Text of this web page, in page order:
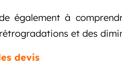
également à
et des
devis